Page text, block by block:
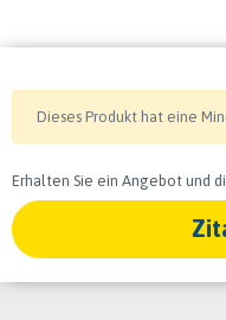
Dieses Produkt hat eine
Erhalten Sie ein Angebot und